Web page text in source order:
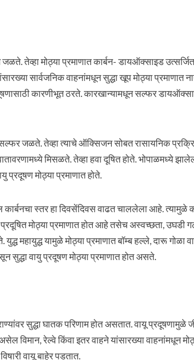
जळते. तेव्हा मोठ्या प्रमाणात कार्बन- डायऑक्साइड
सार्वजनिक वाहनांमधून सुद्धा खूप मोठ्या
कारणीभूत ठरते. कारखान्यामधून सल्फर
जळते. तेव्हा त्याचे ऑक्सिजन सोबत रासायनिक
मिसळते. तेव्हा हवा दूषित होते. भोपाळमध्ये
प्रदूषण मोठ्या प्रमाणात होते.
कार्बनचा स्तर हा दिवसेंदिवस वाढत चाललेला आहे. त्यामुळे
मोठ्या प्रमाणात होत आहे तसेच अस्वच्छता, उघडी
युद्ध महायुद्ध यामुळे मोठ्या प्रमाणात बॉम्ब हल्ले, दारू गोळा
सुद्धा वायु प्रदूषण मोठ्या प्रमाणात होत असते.
सुद्धा घातक परिणाम होत असतात. वायू प्रदूषणामुळे
विमान, रेल्वे किंवा इतर वाहने यांसारख्या वाहनांमधून
वायू बाहेर पडतात.